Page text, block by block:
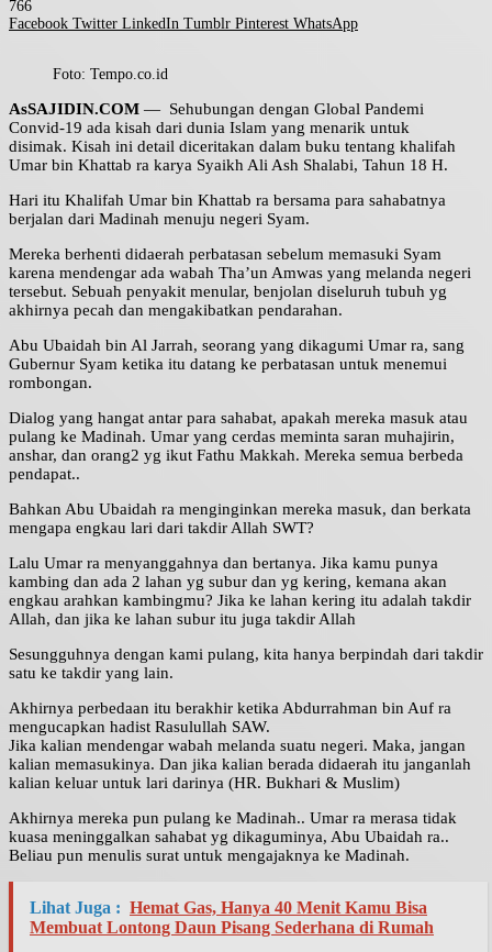
766
Facebook Twitter LinkedIn Tumblr Pinterest WhatsApp
Foto: Tempo.co.id
AsSAJIDIN.COM — Sehubungan dengan Global Pandemi
Convid-19 ada kisah dari dunia Islam yang menarik untuk
disimak. Kisah ini detail diceritakan dalam buku tentang khalifah
Umar bin Khattab ra karya Syaikh Ali Ash Shalabi, Tahun 18 H.
Hari itu Khalifah Umar bin Khattab ra bersama para sahabatnya
berjalan dari Madinah menuju negeri Syam.
Mereka berhenti didaerah perbatasan sebelum memasuki Syam
karena mendengar ada wabah Tha’un Amwas yang melanda negeri
tersebut. Sebuah penyakit menular, benjolan diseluruh tubuh yg
akhirnya pecah dan mengakibatkan pendarahan.
Abu Ubaidah bin Al Jarrah, seorang yang dikagumi Umar ra, sang
Gubernur Syam ketika itu datang ke perbatasan untuk menemui
rombongan.
Dialog yang hangat antar para sahabat, apakah mereka masuk atau
pulang ke Madinah. Umar yang cerdas meminta saran muhajirin,
anshar, dan orang2 yg ikut Fathu Makkah. Mereka semua berbeda
pendapat..
Bahkan Abu Ubaidah ra menginginkan mereka masuk, dan berkata
mengapa engkau lari dari takdir Allah SWT?
Lalu Umar ra menyanggahnya dan bertanya. Jika kamu punya
kambing dan ada 2 lahan yg subur dan yg kering, kemana akan
engkau arahkan kambingmu? Jika ke lahan kering itu adalah takdir
Allah, dan jika ke lahan subur itu juga takdir Allah
Sesungguhnya dengan kami pulang, kita hanya berpindah dari takdir
satu ke takdir yang lain.
Akhirnya perbedaan itu berakhir ketika Abdurrahman bin Auf ra
mengucapkan hadist Rasulullah SAW.
Jika kalian mendengar wabah melanda suatu negeri. Maka, jangan
kalian memasukinya. Dan jika kalian berada didaerah itu janganlah
kalian keluar untuk lari darinya (HR. Bukhari & Muslim)
Akhirnya mereka pun pulang ke Madinah.. Umar ra merasa tidak
kuasa meninggalkan sahabat yg dikaguminya, Abu Ubaidah ra..
Beliau pun menulis surat untuk mengajaknya ke Madinah.
Lihat Juga : Hemat Gas, Hanya 40 Menit Kamu Bisa
Membuat Lontong Daun Pisang Sederhana di Rumah